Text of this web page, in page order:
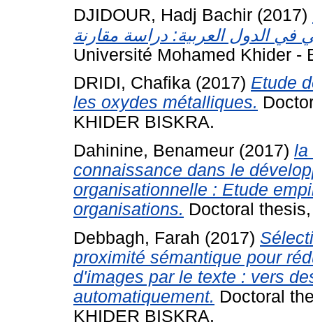
DJIDOUR, Hadj Bachir (2017)
Université Mohamed Khider -
DRIDI, Chafika (2017) Etude
les oxydes métalliques.
KHIDER BISKRA.
Dahinine, Benameur (2017) la
connaissance dans le
organisationnelle : Etude
organisations. Doctoral
Debbagh, Farah (2017)
proximité sémantique pour
d'images par le texte : vers
automatiquement. Doctoral
KHIDER BISKRA.